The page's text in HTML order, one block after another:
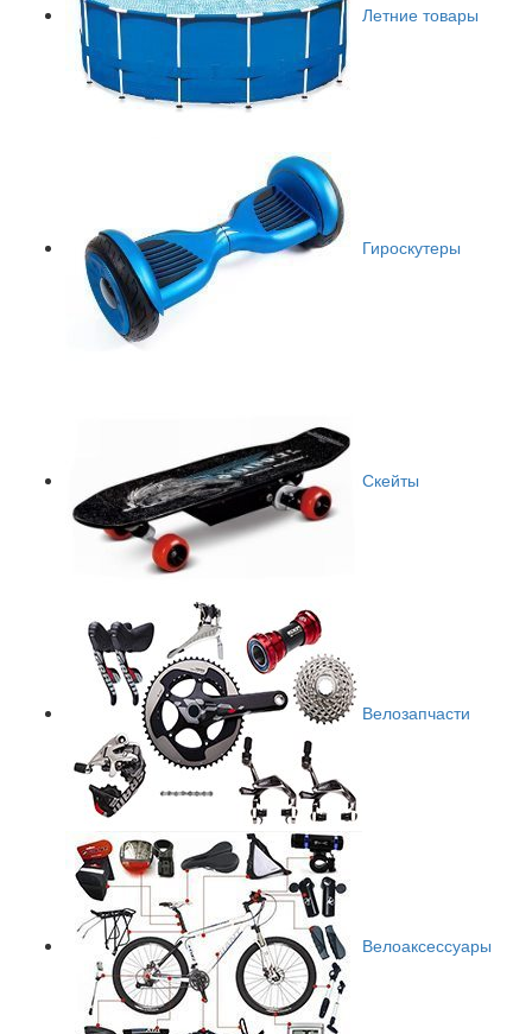
Летние товары
Гироскутеры
Скейты
Велозапчасти
Велоаксессуары